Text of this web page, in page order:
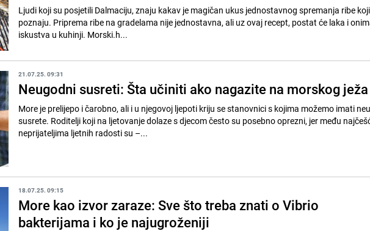
Ljudi koji su posjetili Dalmaciju, znaju kakav je magičan ukus jednostavnog spremanja ribe
poznaju. Priprema ribe na gradelama nije jednostavna, ali uz ovaj recept, postat će laka i
iskustva u kuhinji. Morski.h...
21.07.25. 09:31
Neugodni susreti: Šta učiniti ako nagazite na morskog ježa
More je prelijepo i čarobno, ali i u njegovoj ljepoti kriju se stanovnici s kojima možemo imati
susrete. Roditelji koji na ljetovanje dolaze s djecom često su posebno oprezni, jer među
neprijateljima ljetnih radosti su –...
18.07.25. 09:15
More kao izvor zaraze: Sve što treba znati o Vibrio
bakterijama i ko je najugroženiji